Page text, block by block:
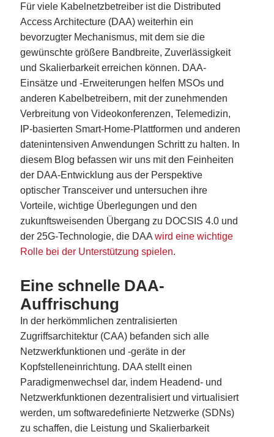
Für viele Kabelnetzbetreiber ist die Distributed
Access Architecture (DAA) weiterhin ein
bevorzugter Mechanismus, mit dem sie die
gewünschte größere Bandbreite, Zuverlässigkeit
und Skalierbarkeit erreichen können. DAA-
Einsätze und -Erweiterungen helfen MSOs und
anderen Kabelbetreibern, mit der zunehmenden
Verbreitung von Videokonferenzen, Telemedizin,
IP-basierten Smart-Home-Plattformen und anderen
datenintensiven Anwendungen Schritt zu halten. In
diesem Blog befassen wir uns mit den Feinheiten
der DAA-Entwicklung aus der Perspektive
optischer Transceiver und untersuchen ihre
Vorteile, wichtige Überlegungen und den
zukunftsweisenden Übergang zu DOCSIS 4.0 und
der 25G-Technologie, die DAAwird eine wichtige
Rolle bei der Unterstützung spielen.
Eine schnelle DAA-
Auffrischung
In der herkömmlichen zentralisierten
Zugriffsarchitektur (CAA) befanden sich alle
Netzwerkfunktionen und -geräte in der
Kopfstelleneinrichtung. DAA stellt einen
Paradigmenwechsel dar, indem Headend- und
Netzwerkfunktionen dezentralisiert und virtualisiert
werden, um softwaredefinierte Netzwerke (SDNs)
zu schaffen, die Leistung und Skalierbarkeit